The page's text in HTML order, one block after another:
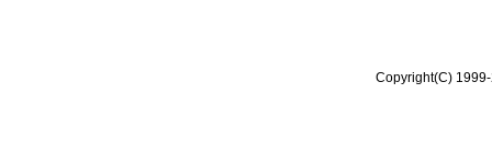
Copyright(C)